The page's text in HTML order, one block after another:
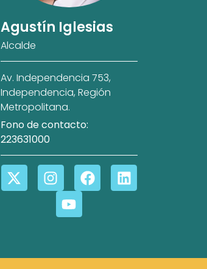
Agustín Iglesias
Alcalde
Av. Independencia 753,
Independencia, Región
Metropolitana.
Fono de contacto:
223631000